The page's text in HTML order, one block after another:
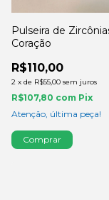
Pulseira de
Coração
R$110,00
2 x de R$55,00 sem juros
R$107,80 com Pix
Atenção, última peça!